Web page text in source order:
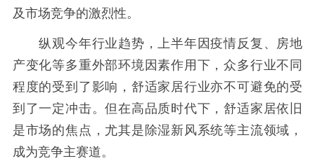
及市场竞争的激烈性。
纵观今年行业趋势，上半年因疫情反复、房地
产变化等多重外部环境因素作用下，众多行业不同
程度的受到了影响，舒适家居行业亦不可避免的受
到了一定冲击。但在高品质时代下，舒适家居依旧
是市场的焦点，尤其是除湿新风系统等主流领域，
成为竞争主赛道。